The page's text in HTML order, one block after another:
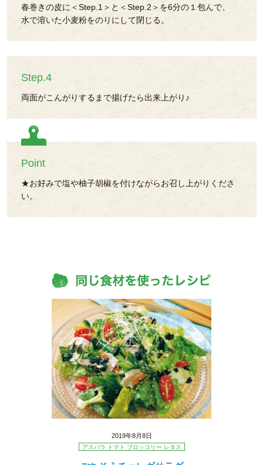
春巻きの皮に＜Step.1＞と＜Step.2＞を6分の１包んで、
水で溶いた小麦粉をのりにして閉じる。
Step.4
両面がこんがりするまで揚げたら出来上がり♪
Point
★お好みで塩や柚子胡椒を付けながらお召し上がりくださ
い。
2019年8月8日
アスパラ トマト ブロッコリー レタス